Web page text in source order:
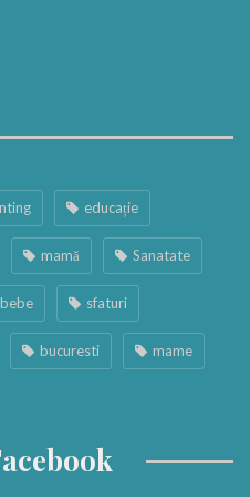
educație
mamă Sanatate
bebe sfaturi
bucuresti mame